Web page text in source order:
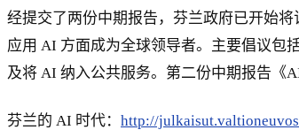
经提交了两份中期报告，芬兰政府已开始
应用 AI 方面成为全球领导者。主要倡议包
及将 AI 纳入公共服务。第二份中期报告《
芬兰的 AI 时代： http://